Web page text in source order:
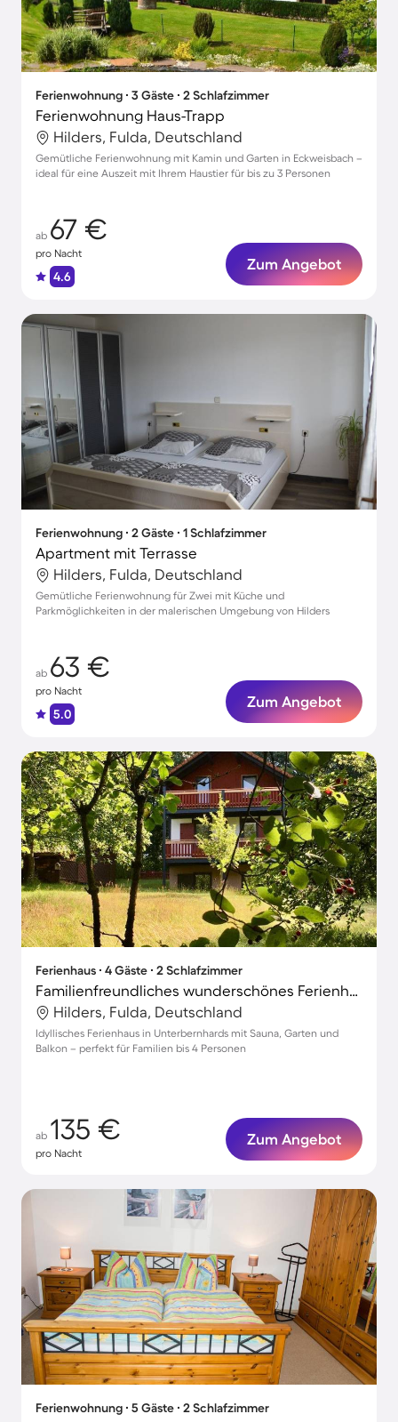
Ferienwohnung ∙ 3 Gäste ∙ 2 Schlafzimmer
Ferienwohnung Haus-Trapp
Hilders, Fulda, Deutschland
Gemütliche Ferienwohnung mit Kamin und Garten in Eckweisbach –
ideal für eine Auszeit mit Ihrem Haustier für bis zu 3 Personen
ab 67 €
pro Nacht
4.6
Zum Angebot
Ferienwohnung ∙ 2 Gäste ∙ 1 Schlafzimmer
Apartment mit Terrasse
Hilders, Fulda, Deutschland
Gemütliche Ferienwohnung für Zwei mit Küche und
Parkmöglichkeiten in der malerischen Umgebung von Hilders
ab 63 €
pro Nacht
5.0
Zum Angebot
Ferienhaus ∙ 4 Gäste ∙ 2 Schlafzimmer
Familienfreundliches wunderschönes Ferienhaus mit Sauna, Terrasse und Garten
Hilders, Fulda, Deutschland
Idyllisches Ferienhaus in Unterbernhards mit Sauna, Garten und
Balkon – perfekt für Familien bis 4 Personen
ab 135 €
pro Nacht
Zum Angebot
Ferienwohnung ∙ 5 Gäste ∙ 2 Schlafzimmer